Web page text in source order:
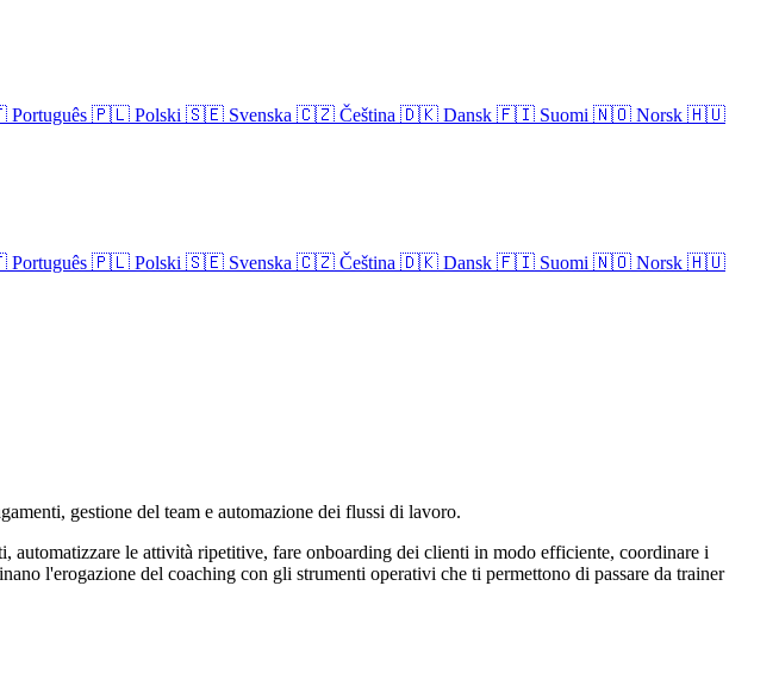
Português 🇵🇱 Polski 🇸🇪 Svenska 🇨🇿 Čeština 🇩🇰 Dansk 🇫🇮 Suomi 🇳🇴 Norsk 🇭🇺
Português 🇵🇱 Polski 🇸🇪 Svenska 🇨🇿 Čeština 🇩🇰 Dansk 🇫🇮 Suomi 🇳🇴 Norsk 🇭🇺
gestione del team e automazione dei flussi di lavoro.
le attività ripetitive, fare onboarding dei clienti in modo efficiente, coordinare i
l'erogazione del coaching con gli strumenti operativi che ti permettono di passare da trainer